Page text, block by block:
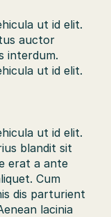
ut id elit.
auctor
interdum.
ut id elit.
ut id elit.
blandit sit
erat a ante
Cum
dis parturient
lacinia